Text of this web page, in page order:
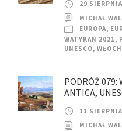
29
MICHAŁ
EUROPA,
WATYKAN 2021 ,
UNESCO,
PODRÓŻ 079:
ANTICA,
11
MICHAŁ